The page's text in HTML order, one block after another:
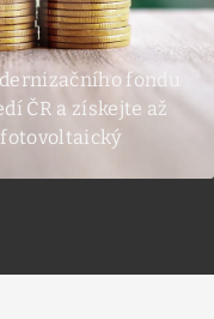
fondu
ČR a získejte až
fotovoltaický